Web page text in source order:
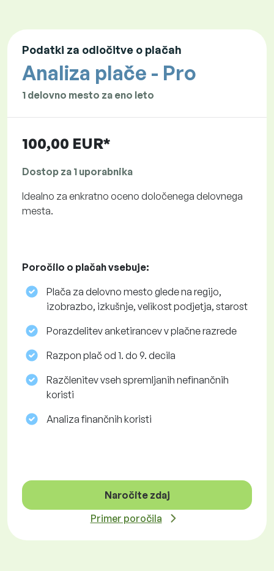
Podatki za odločitve o plačah
Analiza plače - Pro
1 delovno mesto za eno leto
100,00 EUR*
Dostop za 1 uporabnika
Idealno za enkratno oceno določenega delovnega
mesta.
Poročilo o plačah vsebuje:
Plača za delovno mesto glede na regijo,
izobrazbo, izkušnje, velikost podjetja, starost
Porazdelitev anketirancev v plačne razrede
Razpon plač od 1. do 9. decila
Razčlenitev vseh spremljanih nefinančnih
koristi
Analiza finančnih koristi
Naročite zdaj
Primer poročila